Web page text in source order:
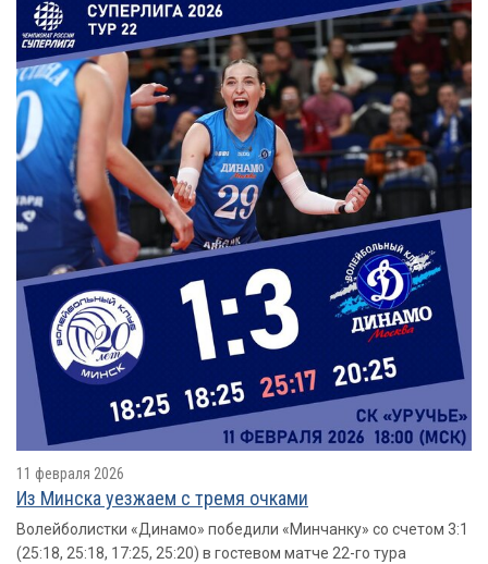
11 февраля 2026
Из Минска уезжаем с тремя очками
Волейболистки «Динамо» победили «Минчанку» со счетом 3:1
(25:18, 25:18, 17:25, 25:20) в гостевом матче 22-го тура